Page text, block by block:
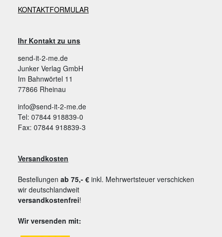
KONTAKTFORMULAR
Ihr Kontakt zu uns
send-it-2-me.de
Junker Verlag GmbH
Im Bahnwörtel 11
77866 Rheinau
info@send-it-2-me.de
Tel: 07844 918839-0
Fax: 07844 918839-3
Versandkosten
Bestellungen ab 75,- € inkl. Mehrwertsteuer verschicken
wir deutschlandweit
versandkostenfrei!
Wir versenden mit: